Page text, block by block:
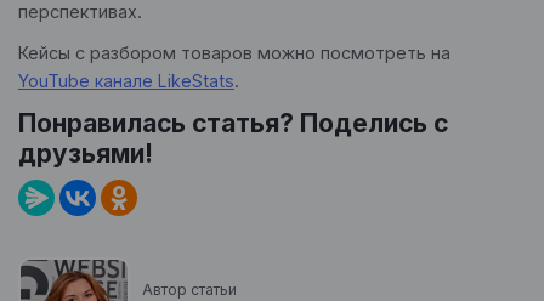
перспективах.
Кейсы с разбором товаров можно посмотреть на
YouTube канале LikeStats.
Понравилась статья? Поделись с
друзьями!
Автор статьи